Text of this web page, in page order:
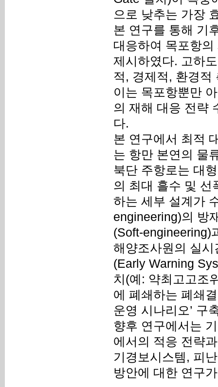
으로 낮추는 가장
본 연구를 통해 기
대응하여 목포항
제시하였다. 고하
적, 경제적, 환경적
이는 목포항뿐만
의 재해 대응 전략
다.
본 연구에서 최적
는 항만 본연의 물
북단 주항로는 대
의 최대 흘수 및 선
하는 세부 설계가
engineering)의 방
(Soft-engineering)
해양조사원의 실
(Early Warning
치(예: 약최고고조
에 폐쇄하는 폐쇄
운영 시나리오’ 구
향후 연구에서는
에서의 적응 전략
기경보시스템, 피
방안에 대한 연구